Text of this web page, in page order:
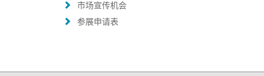
市场宣传机会
参展申请表